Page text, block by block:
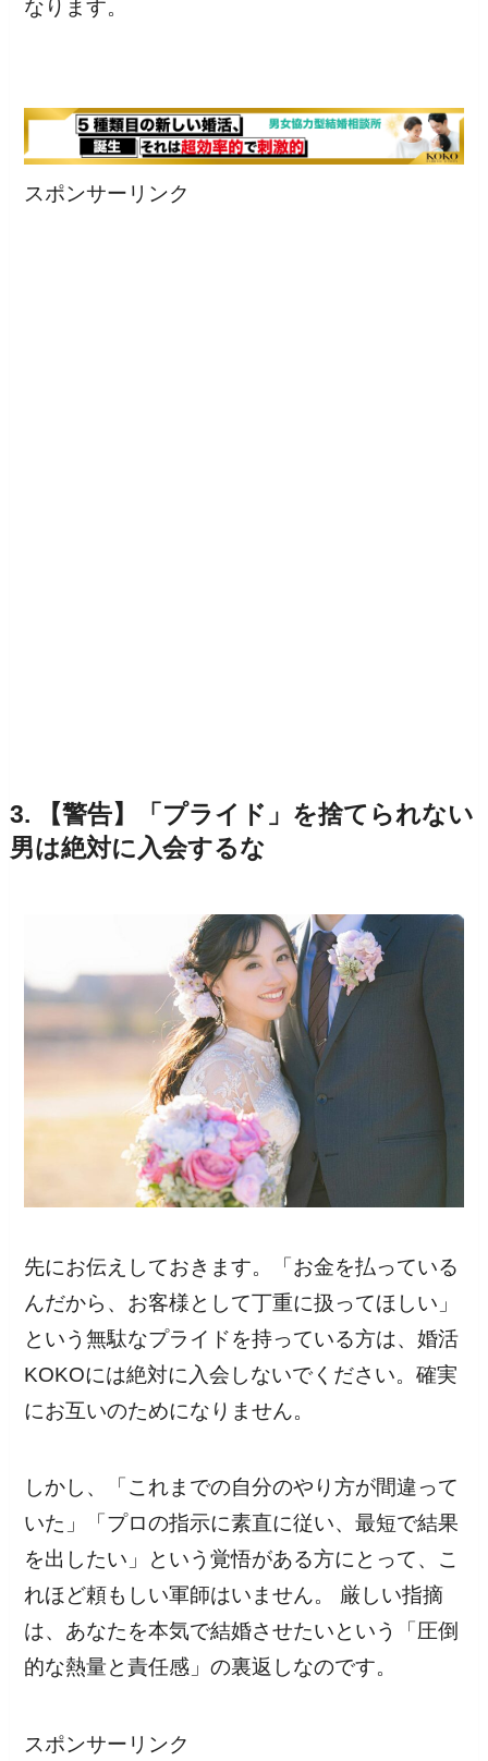
なります。
スポンサーリンク
3. 【警告】「プライド」を捨てられない
男は絶対に入会するな
先にお伝えしておきます。「お金を払っている
んだから、お客様として丁重に扱ってほしい」
という無駄なプライドを持っている方は、婚活
KOKOには絶対に入会しないでください。確実
にお互いのためになりません。
しかし、「これまでの自分のやり方が間違って
いた」「プロの指示に素直に従い、最短で結果
を出したい」という覚悟がある方にとって、こ
れほど頼もしい軍師はいません。 厳しい指摘
は、あなたを本気で結婚させたいという「圧倒
的な熱量と責任感」の裏返しなのです。
スポンサーリンク